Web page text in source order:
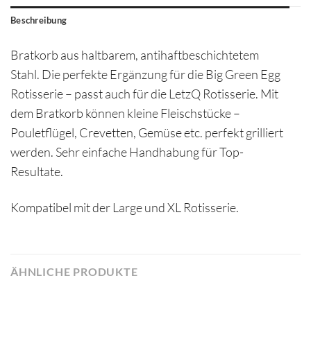
Beschreibung
Bratkorb aus haltbarem, antihaftbeschichtetem
Stahl. Die perfekte Ergänzung für die Big Green Egg
Rotisserie – passt auch für die LetzQ Rotisserie. Mit
dem Bratkorb können kleine Fleischstücke –
Pouletflügel, Crevetten, Gemüse etc. perfekt grilliert
werden. Sehr einfache Handhabung für Top-
Resultate.
Kompatibel mit der Large und XL Rotisserie.
ÄHNLICHE PRODUKTE